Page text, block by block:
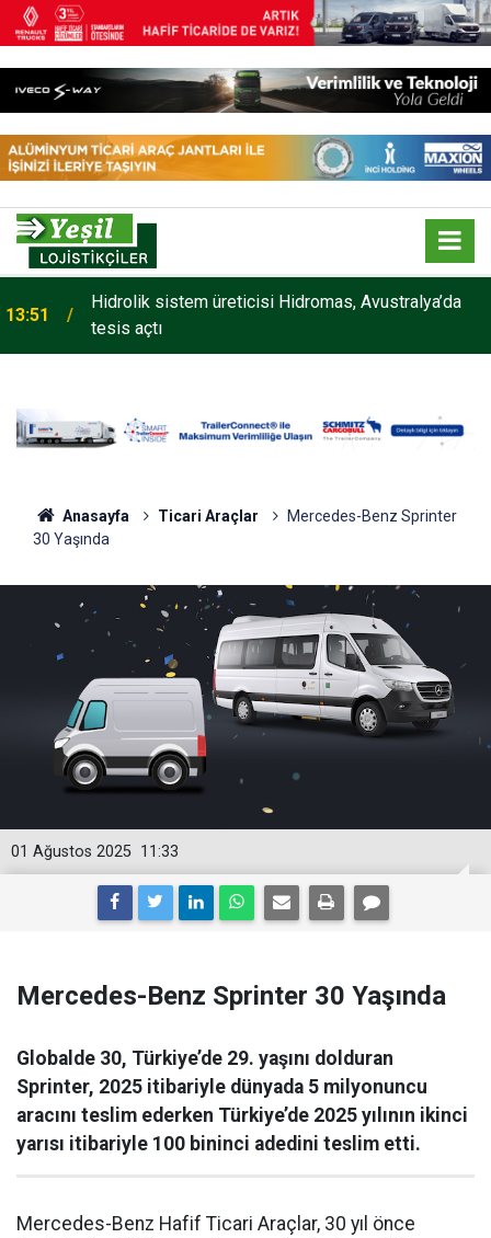
13:51
Hidrolik sistem üreticisi Hidromas, Avustralya’da
tesis açtı
Anasayfa Ticari Araçlar
Mercedes-Benz Sprinter
30 Yaşında
11:33
01 Ağustos 2025
Mercedes-Benz Sprinter 30 Yaşında
Globalde 30, Türkiye’de 29. yaşını dolduran
Sprinter, 2025 itibariyle dünyada 5 milyonuncu
aracını teslim ederken Türkiye’de 2025 yılının ikinci
yarısı itibariyle 100 bininci adedini teslim etti.
Mercedes-Benz Hafif Ticari Araçlar, 30 yıl önce